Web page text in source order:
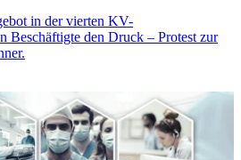
in der vierten KV-
Beschäftigte den Druck – Protest zur